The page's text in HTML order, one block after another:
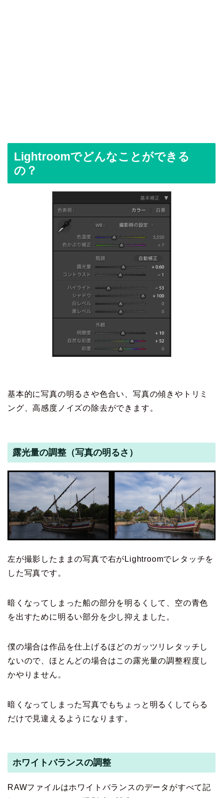
Lightroomでどんなことができる
の？
基本的に写真の明るさや色合い、写真の傾きやトリミ
ング、高感度ノイズの除去ができます。
露光量の調整（写真の明るさ）
左が撮影したままの写真で右がLightroomでレタッチを
した写真です。
暗くなってしまった船の部分を明るくして、空の青色
を出すために明るい部分を少し抑えました。
僕の場合は作品を仕上げるほどのガッツリレタッチし
ないので、ほとんどの場合はこの露光量の調整程度し
かやりません。
暗くなってしまった写真でもちょっと明るくしてらる
だけで見違えるようになります。
ホワイトバランスの調整
RAWファイルはホワイトバランスのデータがすべて記